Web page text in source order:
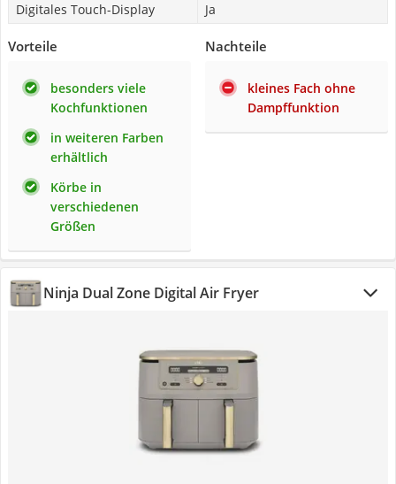
Digitales Touch-Display
Ja
Vorteile
besonders viele
Kochfunktionen
in weiteren Farben
erhältlich
Körbe in
verschiedenen
Größen
Nachteile
kleines Fach ohne
Dampffunktion
Ninja Dual Zone Digital Air Fryer